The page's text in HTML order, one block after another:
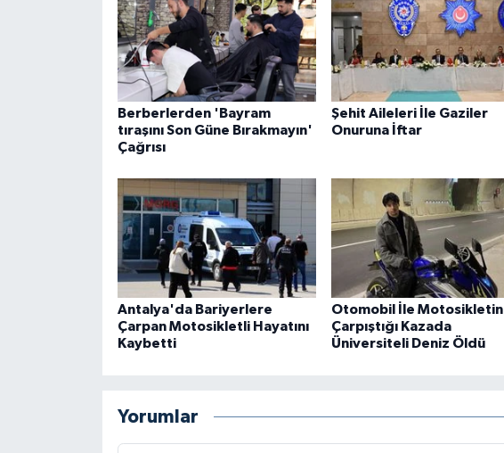
Berberlerden 'Bayram
tıraşını Son Güne Bırakmayın'
Çağrısı
Şehit Aileleri İle Gaziler
Onuruna İftar
Antalya'da Bariyerlere
Çarpan Motosikletli Hayatını
Kaybetti
Otomobil İle Motosikletin
Çarpıştığı Kazada
Üniversiteli Deniz Öldü
Yorumlar